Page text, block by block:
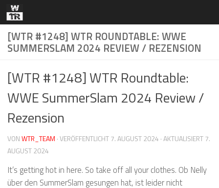
Zum Inhalt springen
[WTR #1248] WTR ROUNDTABLE: WWE
SUMMERSLAM 2024 REVIEW / REZENSION
[WTR #1248] WTR Roundtable:
WWE SummerSlam 2024 Review /
Rezension
VONWTR_TEAM · VERÖFFENTLICHT7. AUGUST 2024 · AKTUALISIERT7.
AUGUST 2024
It’s getting hot in here. So take off all your clothes. Ob Nelly
über den SummerSlam gesungen hat, ist leider nicht